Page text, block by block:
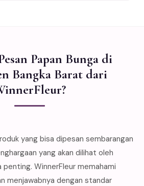
Papan Bunga di
Bangka Barat dari
yang bisa dipesan sembarangan
yang akan dilihat oleh
penting. WinnerFleur memahami
menjawabnya dengan standar